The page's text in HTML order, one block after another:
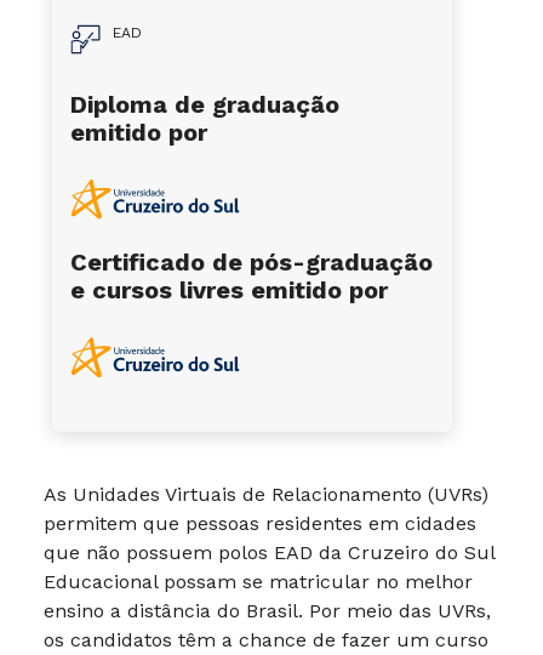
As Unidades Virtuais de Relacionamento (UVRs)
permitem que pessoas residentes em cidades
que não possuem polos EAD da Cruzeiro do Sul
Educacional possam se matricular no melhor
ensino a distância do Brasil. Por meio das UVRs,
os candidatos têm a chance de fazer um curso
EAD
Diploma de graduação
emitido por
Certificado de pós-graduação
e cursos livres emitido por